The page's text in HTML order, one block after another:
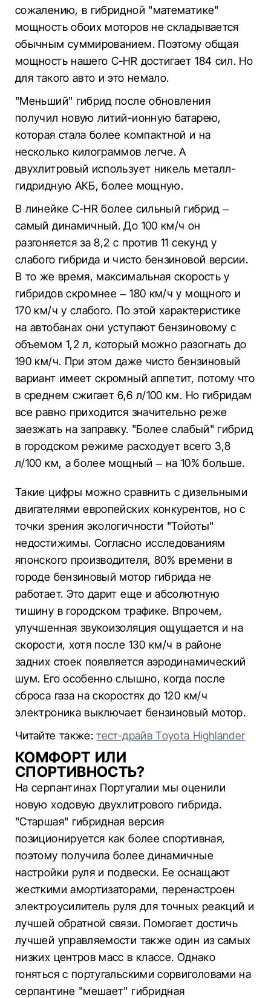
сожалению, в гибридной "математике"
мощность обоих моторов не складывается
обычным суммированием. Поэтому общая
мощность нашего C-HR достигает 184 сил. Но
для такого авто и это немало.
"Меньший" гибрид после обновления
получил новую литий-ионную батарею,
которая стала более компактной и на
несколько килограммов легче. А
двухлитровый использует никель металл-
гидридную АКБ, более мощную.
В линейке C-HR более сильный гибрид –
самый динамичный. До 100 км/ч он
разгоняется за 8,2 с против 11 секунд у
слабого гибрида и чисто бензиновой версии.
В то же время, максимальная скорость у
гибридов скромнее – 180 км/ч у мощного и
170 км/ч у слабого. По этой характеристике
на автобанах они уступают бензиновому с
объемом 1,2 л, который можно разогнать до
190 км/ч. При этом даже чисто бензиновый
вариант имеет скромный аппетит, потому что
в среднем сжигает 6,6 л/100 км. Но гибридам
все равно приходится значительно реже
заезжать на заправку. "Более слабый" гибрид
в городском режиме расходует всего 3,8
л/100 км, а более мощный – на 10% больше.
Такие цифры можно сравнить с дизельными
двигателями европейских конкурентов, но с
точки зрения экологичности "Тойоты"
недостижимы. Согласно исследованиям
японского производителя, 80% времени в
городе бензиновый мотор гибрида не
работает. Это дарит еще и абсолютную
тишину в городском трафике. Впрочем,
улучшенная звукоизоляция ощущается и на
скорости, хотя после 130 км/ч в районе
задних стоек появляется аэродинамический
шум. Его особенно слышно, когда после
сброса газа на скоростях до 120 км/ч
электроника выключает бензиновый мотор.
Читайте также:тест-драйв Toyota Highlander
КОМФОРТ ИЛИ
СПОРТИВНОСТЬ?
На серпантинах Португалии мы оценили
новую ходовую двухлитрового гибрида.
"Старшая" гибридная версия
позиционируется как более спортивная,
поэтому получила более динамичные
настройки руля и подвески. Ее оснащают
жесткими амортизаторами, перенастроен
электроусилитель руля для точных реакций и
лучшей обратной связи. Помогает достичь
лучшей управляемости также один из самых
низких центров масс в классе. Однако
гоняться с португальскими сорвиголовами на
серпантине "мешает" гибридная